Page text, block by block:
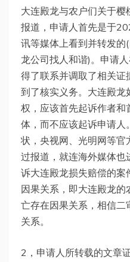
大连殿龙与农户们关于
报道，申请人首先是于
讯等媒体上看到并转发
龙公司找人和谐)。申请
得了联系并调取了相关证
到了核实义务。大连殿
权，应该首先起诉作者和
体，而不应该起诉申请
状，央视网、光明网等
过报道，就连海外媒体也
诉大连殿龙损失赔偿的案
因果关系，即大连殿龙
亡存在因果关系，相信
关系。
2，申请人所转载的文章